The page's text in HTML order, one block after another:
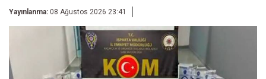
Yayınlanma: 08 Ağustos 2026 23:41